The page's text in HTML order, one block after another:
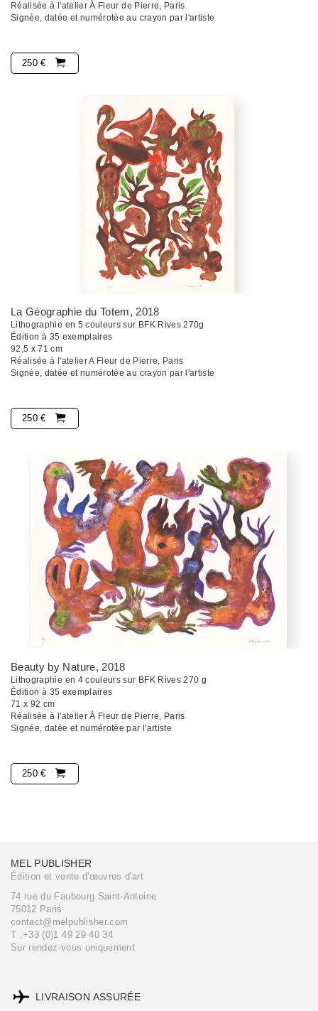
Réalisée à l'atelier À Fleur de Pierre, Paris
Signée, datée et numérotée au crayon par l'artiste
250 €
La Géographie du Totem, 2018
Lithographie en 5 couleurs sur BFK Rives 270g
Édition à 35 exemplaires
92,5 x 71 cm
Réalisée à l'atelier A Fleur de Pierre, Paris
Signée, datée et numérotée au crayon par l'artiste
250 €
Beauty by Nature, 2018
Lithographie en 4 couleurs sur BFK Rives 270 g
Édition à 35 exemplaires
71 x 92 cm
Réalisée à l'atelier À Fleur de Pierre, Paris
Signée, datée et numérotée par l'artiste
250 €
MEL PUBLISHER
Édition et vente d'œuvres d'art
74 rue du Faubourg Saint-Antoine
75012 Paris
contact@melpublisher.com
T .+33 (0)1 49 29 40 34
Sur rendez-vous uniquement
LIVRAISON ASSURÉE